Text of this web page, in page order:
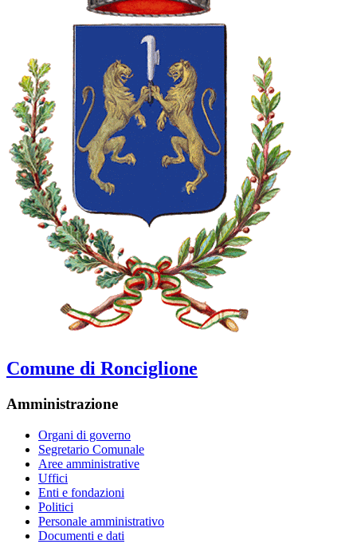
Comune di Ronciglione
Amministrazione
Organi di governo
Segretario Comunale
Aree amministrative
Uffici
Enti e fondazioni
Politici
Personale amministrativo
Documenti e dati